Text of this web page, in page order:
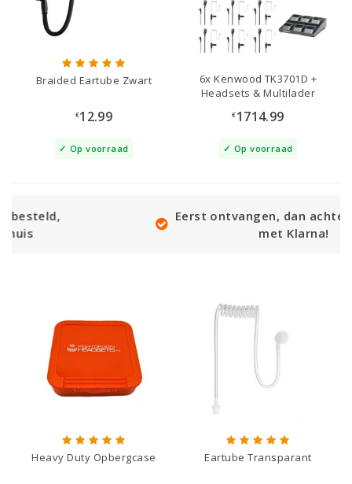
Braided Eartube Zwart
€12.99
Op voorraad
6x Kenwood TK3701D +
Headsets & Multilader
€1714.99
Op voorraad
Eerst ontvangen, dan achteraf betalen
Heavy Duty Opbergcase Eartube Transparant